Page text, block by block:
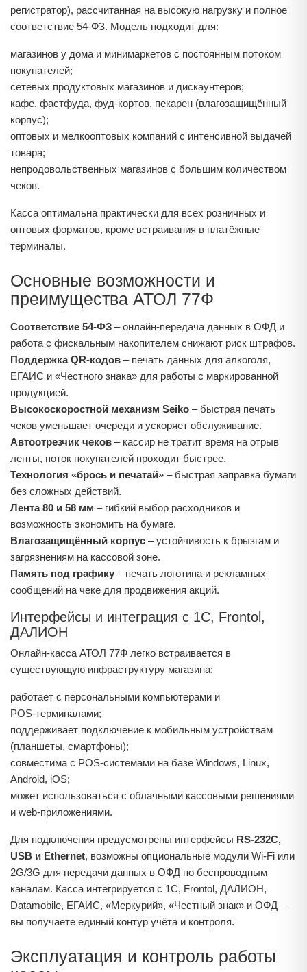
регистратор), рассчитанная на высокую нагрузку и полное
соответствие 54‑ФЗ. Модель подходит для:
магазинов у дома и минимаркетов с постоянным потоком
покупателей;
сетевых продуктовых магазинов и дискаунтеров;
кафе, фастфуда, фуд-кортов, пекарен (влагозащищённый
корпус);
оптовых и мелкооптовых компаний с интенсивной выдачей
товара;
непродовольственных магазинов с большим количеством
чеков.
Касса оптимальна практически для всех розничных и
оптовых форматов, кроме встраивания в платёжные
терминалы.
Основные возможности и
преимущества АТОЛ 77Ф
Соответствие 54‑ФЗ – онлайн‑передача данных в ОФД и
работа с фискальным накопителем снижают риск штрафов.
Поддержка QR‑кодов – печать данных для алкоголя,
ЕГАИС и «Честного знака» для работы с маркированной
продукцией.
Высокоскоростной механизм Seiko – быстрая печать
чеков уменьшает очереди и ускоряет обслуживание.
Автоотрезчик чеков – кассир не тратит время на отрыв
ленты, поток покупателей проходит быстрее.
Технология «брось и печатай» – быстрая заправка бумаги
без сложных действий.
Лента 80 и 58 мм – гибкий выбор расходников и
возможность экономить на бумаге.
Влагозащищённый корпус – устойчивость к брызгам и
загрязнениям на кассовой зоне.
Память под графику – печать логотипа и рекламных
сообщений на чеке для продвижения акций.
Интерфейсы и интеграция с 1С, Frontol,
ДАЛИОН
Онлайн‑касса АТОЛ 77Ф легко встраивается в
существующую инфраструктуру магазина:
работает с персональными компьютерами и
POS‑терминалами;
поддерживает подключение к мобильным устройствам
(планшеты, смартфоны);
совместима с POS‑системами на базе Windows, Linux,
Android, iOS;
может использоваться с облачными кассовыми решениями
и web‑приложениями.
Для подключения предусмотрены интерфейсы RS‑232C,
USB и Ethernet, возможны опциональные модули Wi‑Fi или
2G/3G для передачи данных в ОФД по беспроводным
каналам. Касса интегрируется с 1С, Frontol, ДАЛИОН,
Datamobile, ЕГАИС, «Меркурий», «Честный знак» и ОФД –
вы получаете единый контур учёта и контроля.
Эксплуатация и контроль работы